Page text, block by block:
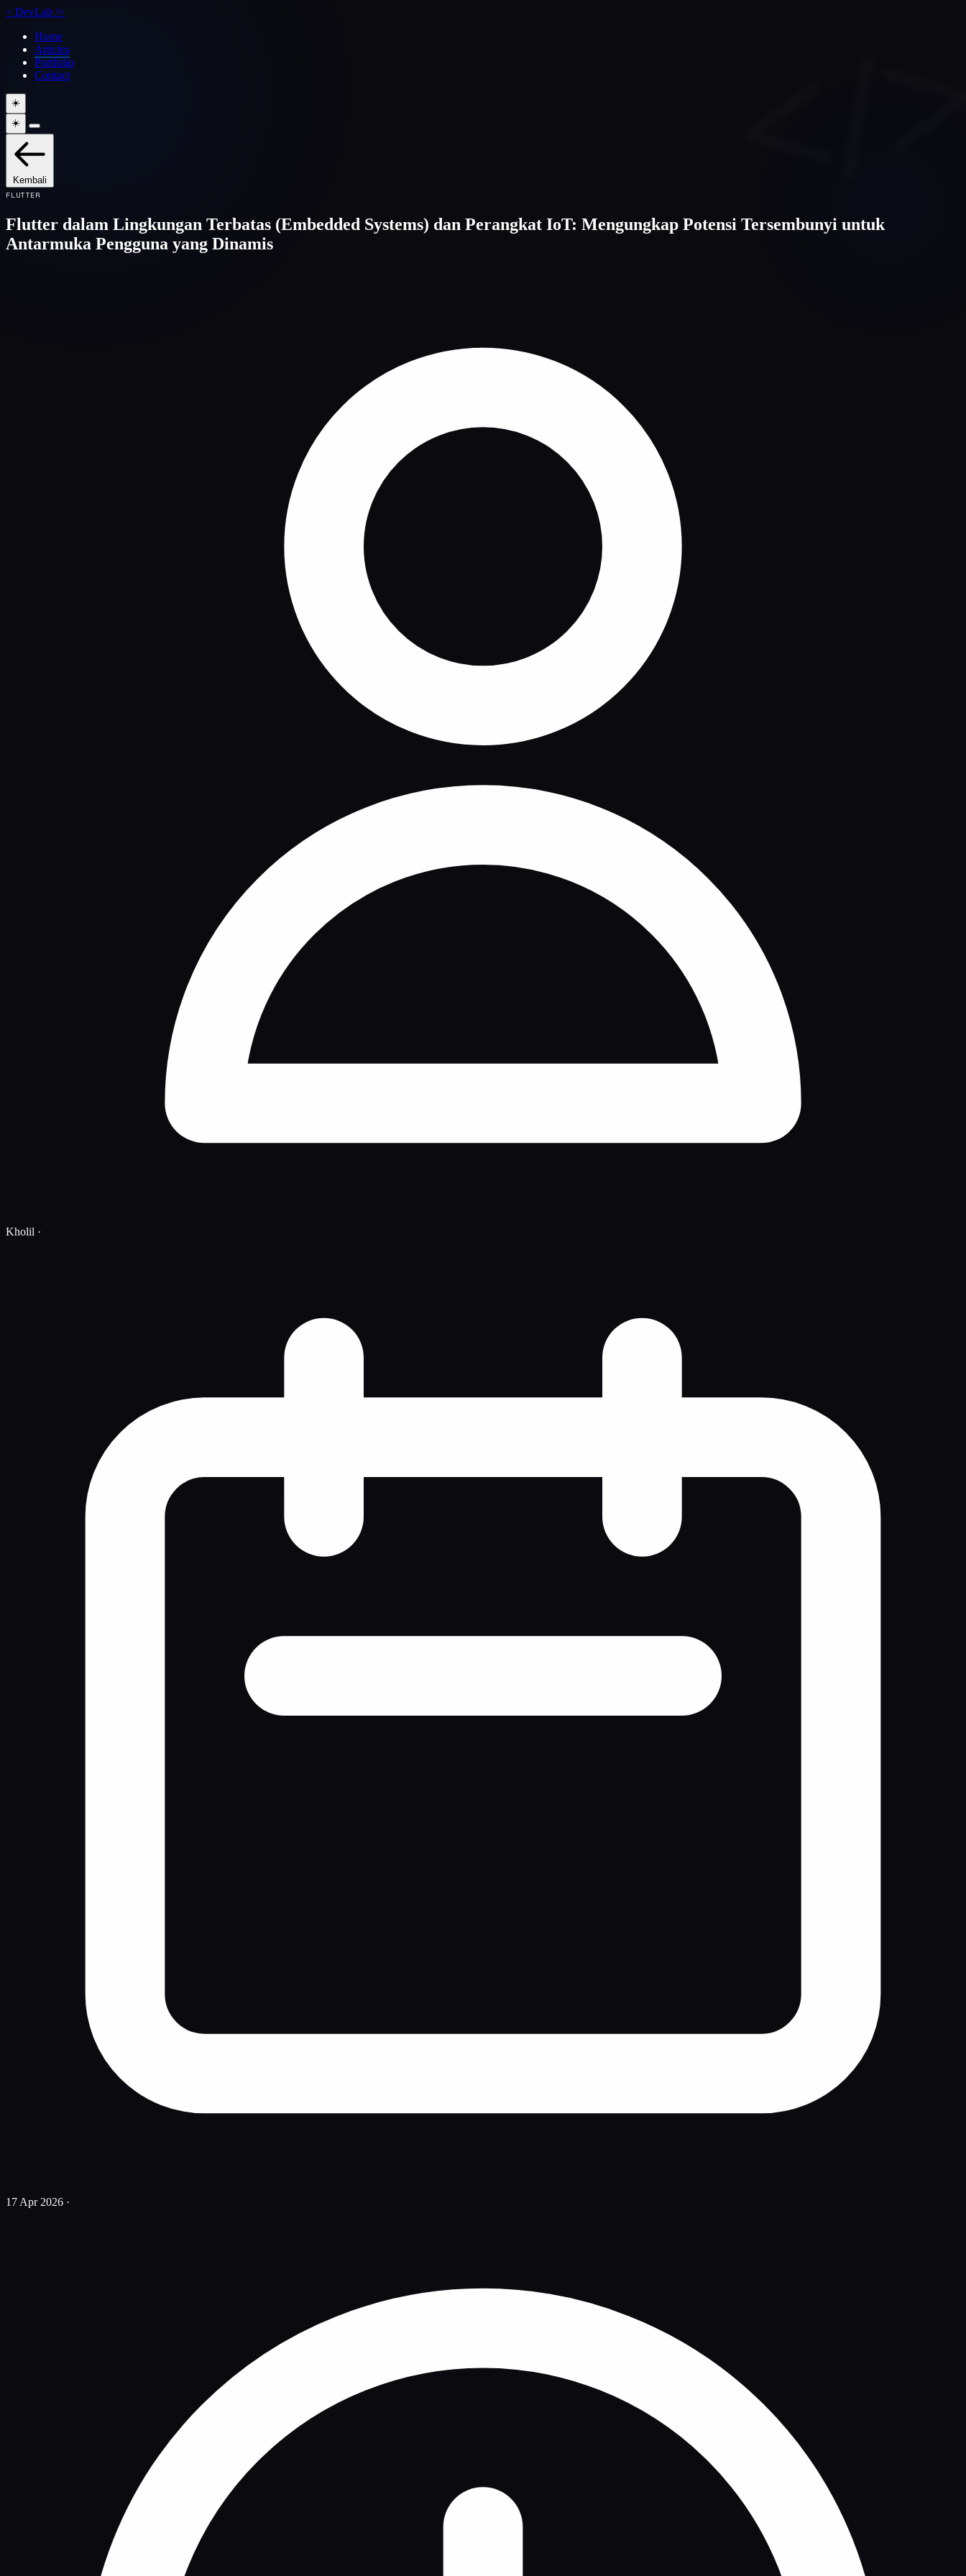
< DevLab />
Home
Articles
Portfolio
Contact
☀️
☀️
Kembali
FLUTTER
Flutter dalam Lingkungan Terbatas (Embedded Systems) dan Perangkat IoT: Mengungkap Potensi Tersembunyi untuk
Antarmuka Pengguna yang Dinamis
Kholil ·
17 Apr 2026 ·